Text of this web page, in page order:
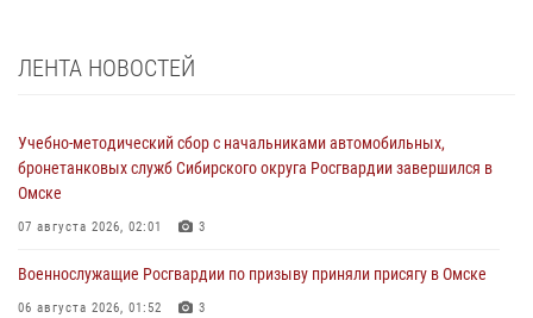
ЛЕНТА НОВОСТЕЙ
Учебно-методический сбор с начальниками автомобильных,
бронетанковых служб Сибирского округа Росгвардии завершился в
Омске
07 августа 2026, 02:01 3
Военнослужащие Росгвардии по призыву приняли присягу в Омске
06 августа 2026, 01:52 3